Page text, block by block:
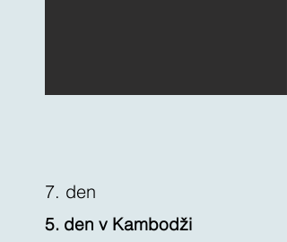
7. den
5. den v Kambodži